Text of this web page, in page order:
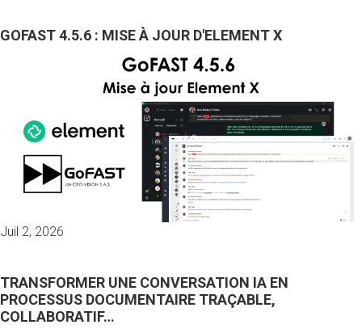
GOFAST 4.5.6 : MISE À JOUR D'ELEMENT X
Juil 2, 2026
TRANSFORMER UNE CONVERSATION IA EN
PROCESSUS DOCUMENTAIRE TRAÇABLE,
COLLABORATIF…